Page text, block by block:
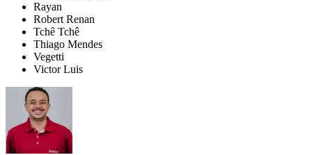
Rayan
Robert Renan
Tchê Tchê
Thiago Mendes
Vegetti
Victor Luis